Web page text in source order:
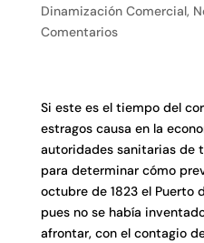
Dinamización Comercial,
Comentarios
Si este es el tiempo del
estragos causa en la
autoridades sanitarias de
para determinar cómo
octubre de 1823 el Puerto
pues no se había
afrontar, con el contagio